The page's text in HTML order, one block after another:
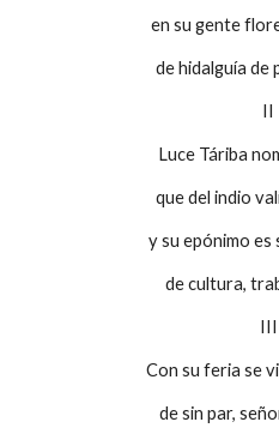
en su gente
de hidalguía de
II
Luce Táriba
que del indio
y su epónimo es
de cultura,
III
Con su feria se
de sin par,